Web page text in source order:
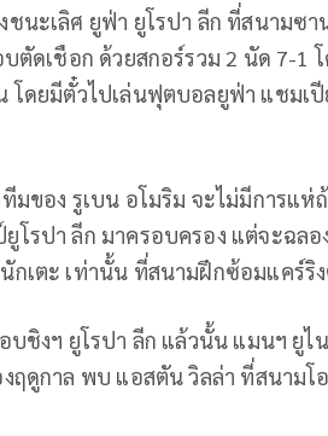
นะเลิศ ยูฟ่า ยูโรปา ลีก ที่สนามซา
ตัดเชือก ด้วยสกอร์รวม 2 นัด 7-1
โดยมีตั๋วไปเล่นฟุตบอลยูฟ่า แชมเ
มของ รูเบน อโมริม จะไม่มีการแ
โรปา ลีก มาครอบครอง แต่จะฉลอ
กเตะ เท่านั้น ที่สนามฝึกซ้อมแคร์ริ
บชิงฯ ยูโรปา ลีก แล้วนั้น แมนฯ ยูไ
ฤดูกาล พบ แอสตัน วิลล่า ที่สนาม